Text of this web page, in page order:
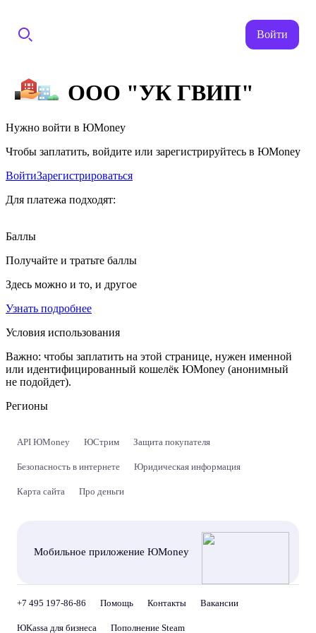
Войти
ООО "УК ГВИП"
Нужно войти в ЮMoney
Чтобы заплатить, войдите или зарегистрируйтесь в ЮMoney
ВойтиЗарегистрироваться
Для платежа подходят:
Баллы
Получайте и тратьте баллы
Здесь можно и то, и другое
Узнать подробнее
Условия использования
Важно: чтобы заплатить на этой странице, нужен именной
или идентифицированный кошелёк ЮMoney (анонимный
не подойдет).
Регионы
API ЮMoney ЮСтрим Защита покупателя
Безопасность в интернете Юридическая информация
Карта сайта Про деньги
Мобильное приложение ЮMoney
+7 495 197-86-86 Помощь Контакты Вакансии
ЮKassa для бизнеса Пополнение Steam